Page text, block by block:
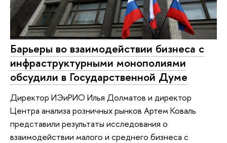
Барьеры во взаимодействии бизнеса с
инфраструктурными монополиями
обсудили в Государственной Думе
Директор ИЭиРИО Илья Долматов и директор
Центра анализа розничных рынков Артем Коваль
представили результаты исследования о
взаимодействии малого и среднего бизнеса с